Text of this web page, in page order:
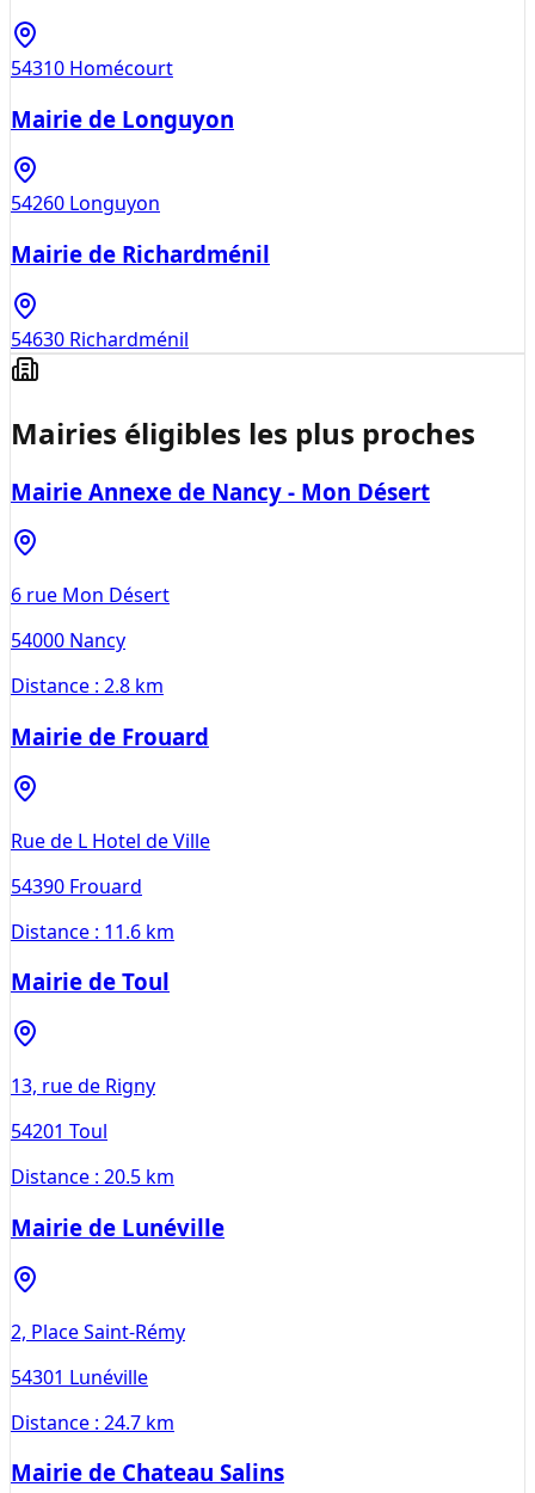
54310 Homécourt
Mairie de Longuyon
54260 Longuyon
Mairie de Richardménil
54630 Richardménil
Mairies éligibles les plus proches
Mairie Annexe de Nancy - Mon Désert
6 rue Mon Désert
54000 Nancy
Distance : 2.8 km
Mairie de Frouard
Rue de L Hotel de Ville
54390 Frouard
Distance : 11.6 km
Mairie de Toul
13, rue de Rigny
54201 Toul
Distance : 20.5 km
Mairie de Lunéville
2, Place Saint-Rémy
54301 Lunéville
Distance : 24.7 km
Mairie de Chateau Salins